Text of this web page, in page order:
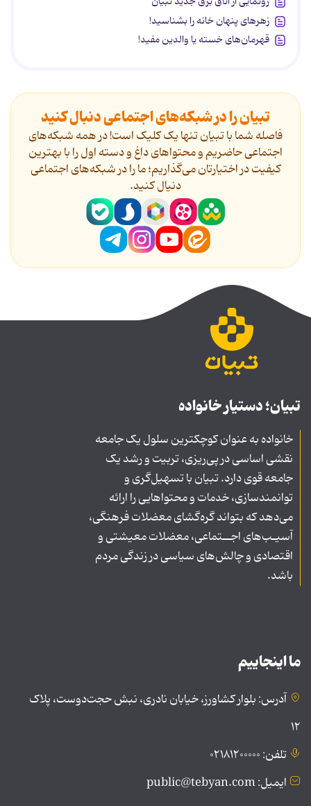
زهرهای پنهان خانه را بشناسید!
قهرمان‌های خسته یا والدین مفید!
تبیان را در شبکه‌های اجتماعی دنبال کنید
فاصله شما با تبیان تنها یک کلیک است! در همه شبکه‌های
اجتماعی حاضریم و محتواهای داغ و دسته اول را با بهترین
کیفیت در اختیارتان می‌گذاریم؛ ما را در شبکه‌های اجتماعی
دنیال کنید.
تبیان؛ دستیار خانواده
خانواده به عنوان کوچکترین سلول یک جامعه
نقشی اساسی در پی‌ریزی، تربیت و رشد یک
جامعه قوی دارد. تبیان با تسهیل‌گری و
توانمندسازی، خدمات و محتواهایی را ارائه
می‌دهد که بتواند گره‌گشای معضلات فرهنگی،
آسیـب‌های اجــتماعی، معضلات معیشتی و
اقتصادی و چالش‌های سیاسی در زندگی مردم
باشد.
ما اینجاییم
آدرس: بلوار کشاورز، خیابان نادری، نبش حجت‌دوست، پلاک
۱۲
تلفن: ۰۲۱۸۱۲۰۰۰۰۰
ایمیل: public@tebyan.com